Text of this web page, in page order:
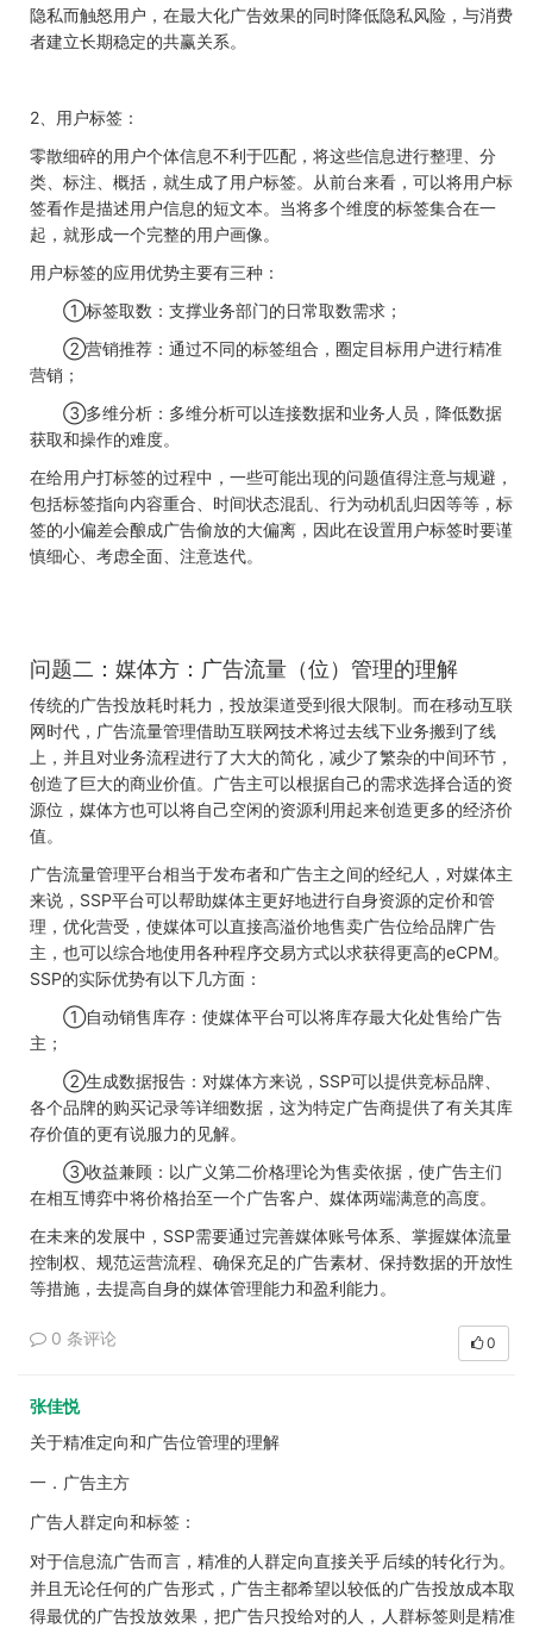
隐私而触怒用户，在最大化广告效果的同时降低隐私风险，与消费
者建立长期稳定的共赢关系。
2、用户标签：
零散细碎的用户个体信息不利于匹配，将这些信息进行整理、分
类、标注、概括，就生成了用户标签。从前台来看，可以将用户标
签看作是描述用户信息的短文本。当将多个维度的标签集合在一
起，就形成一个完整的用户画像。
用户标签的应用优势主要有三种：
①标签取数：支撑业务部门的日常取数需求；
②营销推荐：通过不同的标签组合，圈定目标用户进行精准
营销；
③多维分析：多维分析可以连接数据和业务人员，降低数据
获取和操作的难度。
在给用户打标签的过程中，一些可能出现的问题值得注意与规避，
包括标签指向内容重合、时间状态混乱、行为动机乱归因等等，标
签的小偏差会酿成广告偷放的大偏离，因此在设置用户标签时要谨
慎细心、考虑全面、注意迭代。
问题二：媒体方：广告流量（位）管理的理解
传统的广告投放耗时耗力，投放渠道受到很大限制。而在移动互联
网时代，广告流量管理借助互联网技术将过去线下业务搬到了线
上，并且对业务流程进行了大大的简化，减少了繁杂的中间环节，
创造了巨大的商业价值。广告主可以根据自己的需求选择合适的资
源位，媒体方也可以将自己空闲的资源利用起来创造更多的经济价
值。
广告流量管理平台相当于发布者和广告主之间的经纪人，对媒体主
来说，SSP平台可以帮助媒体主更好地进行自身资源的定价和管
理，优化营受，使媒体可以直接高溢价地售卖广告位给品牌广告
主，也可以综合地使用各种程序交易方式以求获得更高的eCPM。
SSP的实际优势有以下几方面：
①自动销售库存：使媒体平台可以将库存最大化处售给广告
主；
②生成数据报告：对媒体方来说，SSP可以提供竞标品牌、
各个品牌的购买记录等详细数据，这为特定广告商提供了有关其库
存价值的更有说服力的见解。
③收益兼顾：以广义第二价格理论为售卖依据，使广告主们
在相互博弈中将价格抬至一个广告客户、媒体两端满意的高度。
在未来的发展中，SSP需要通过完善媒体账号体系、掌握媒体流量
控制权、规范运营流程、确保充足的广告素材、保持数据的开放性
等措施，去提高自身的媒体管理能力和盈利能力。
0 条评论 0
张佳悦
关于精准定向和广告位管理的理解
一． 广告主方
广告人群定向和标签 ：
对于信息流广告而言 ， 精准的人群定向直接关乎后续的转化行为。
并且无论任何的广告形式， 广告主都希望以较低的广告投放成本取
得最优的广告投放效果， 把广告只投给对的人 ， 人群标签则是精准